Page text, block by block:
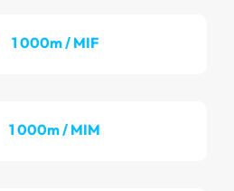
1 000m / MIF
1 000m / MIM